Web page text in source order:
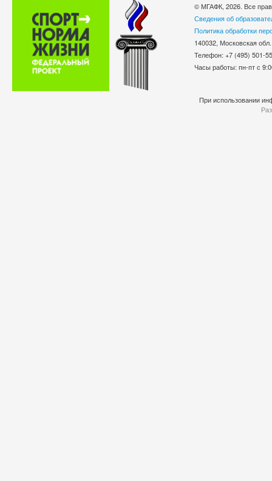
© МГАФК, 2026. Все
Сведения об
Политика обработки
140032, Московская
Телефон: +7 (495)
Часы работы: пн-пт с
При использовании